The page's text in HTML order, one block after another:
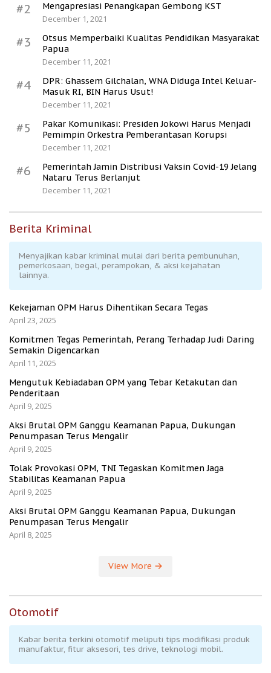
#2
Mengapresiasi Penangkapan Gembong KST
December 1, 2021
#3
Otsus Memperbaiki Kualitas Pendidikan Masyarakat
Papua
December 11, 2021
#4
DPR: Ghassem Gilchalan, WNA Diduga Intel Keluar-
Masuk RI, BIN Harus Usut!
December 11, 2021
#5
Pakar Komunikasi: Presiden Jokowi Harus Menjadi
Pemimpin Orkestra Pemberantasan Korupsi
December 11, 2021
#6
Pemerintah Jamin Distribusi Vaksin Covid-19 Jelang
Nataru Terus Berlanjut
December 11, 2021
Berita Kriminal
Menyajikan kabar kriminal mulai dari berita pembunuhan,
pemerkosaan, begal, perampokan, & aksi kejahatan
lainnya.
Kekejaman OPM Harus Dihentikan Secara Tegas
April 23, 2025
Komitmen Tegas Pemerintah, Perang Terhadap Judi Daring
Semakin Digencarkan
April 11, 2025
Mengutuk Kebiadaban OPM yang Tebar Ketakutan dan
Penderitaan
April 9, 2025
Aksi Brutal OPM Ganggu Keamanan Papua, Dukungan
Penumpasan Terus Mengalir
April 9, 2025
Tolak Provokasi OPM, TNI Tegaskan Komitmen Jaga
Stabilitas Keamanan Papua
April 9, 2025
Aksi Brutal OPM Ganggu Keamanan Papua, Dukungan
Penumpasan Terus Mengalir
April 8, 2025
View More
Otomotif
Kabar berita terkini otomotif meliputi tips modifikasi produk
manufaktur, fitur aksesori, tes drive, teknologi mobil.